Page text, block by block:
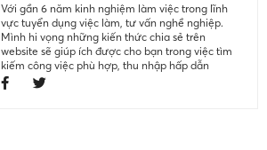
Với gần 6 năm kinh nghiệm làm việc trong lĩnh
vực tuyển dụng việc làm, tư vấn nghề nghiệp.
Mình hi vọng những kiến thức chia sẻ trên
website sẽ giúp ích được cho bạn trong việc tìm
kiếm công việc phù hợp, thu nhập hấp dẫn